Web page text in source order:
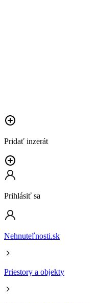
Pridať inzerát
Prihlásiť sa
Nehnuteľnosti.sk
Priestory a objekty